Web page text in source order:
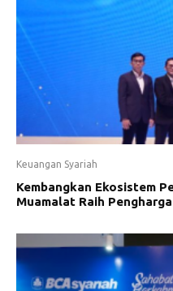
Keuangan Syariah
Kembangkan Ekosistem
Muamalat Raih